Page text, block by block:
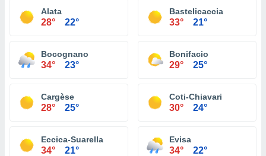
Alata
28° 22°
Bastelicaccia
33° 21°
Bocognano
34° 23°
Bonifacio
29° 25°
Cargèse
28° 25°
Coti-Chiavari
30° 24°
Eccica-Suarella
34° 21°
Evisa
34° 22°